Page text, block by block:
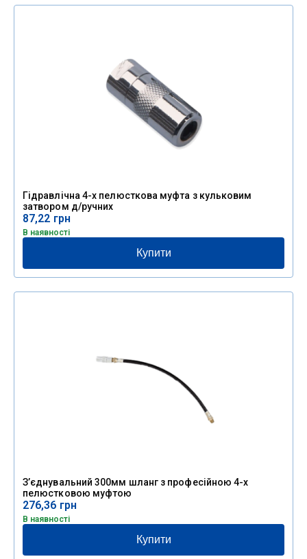
Гідравлічна 4-х пелюсткова муфта з кульковим
затвором д/ручних
87,22 грн
В наявності
Купити
З’єднувальний 300мм шланг з професійною 4-х
пелюстковою муфтою
276,36 грн
В наявності
Купити